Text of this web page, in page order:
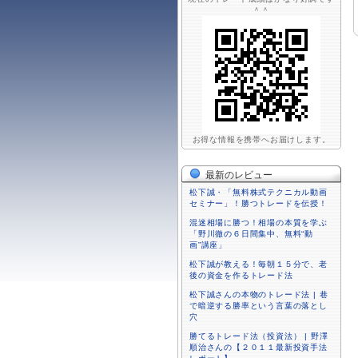
＾＾
お得な情報を携帯へお届けします。
最新のレビュー
松下誠・「無料株式テクニカル動画
セミナー」！勝つトレードを伝授！
混迷相場に勝つ！相場の本質を学ぶ
「野川徹の６日間集中、無料“動
画”講座」
松下誠が教える！毎朝１５分で、老
後の資金を作るトレード法
松下誠さんの本物のトレード法 | 巷
で暗逆する勝率という言葉の落とし
穴
勝てるトレード法（投資法） | 野澤
順治さんの【２０１１最新投資手法